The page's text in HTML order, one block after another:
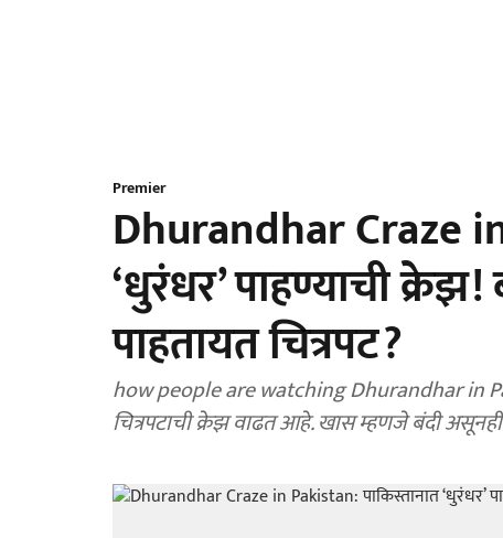
Premier
Dhurandhar Craze
‘धुरंधर’ पाहण्याची
पाहतायत चित्रपट?
how people are watching Dhurandhar in
चित्रपटाची क्रेझ वाढत आहे. खास म्हणजे बंदी